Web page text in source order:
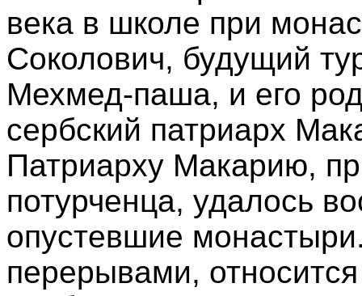
века в школе при
Соколович, будущий
Мехмед-паша, и его
сербский патриарх
Патриарху Макарию,
потурченца, удалось
опустевшие
перерывами,